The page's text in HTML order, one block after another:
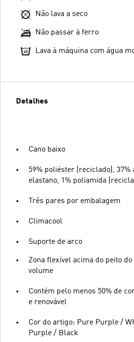
Não lava a seco
Não passar à ferro
Lava à máquina com água
Detalhes
Cano baixo
59% poliéster (reciclado), 37%
elastano, 1% poliamida
Três pares por embalagem
Climacool
Suporte de arco
Zona flexível acima do peito
volume
Contém pelo menos 50% de
e renovável
Cor do artigo: Pure Purple /
Purple / Black